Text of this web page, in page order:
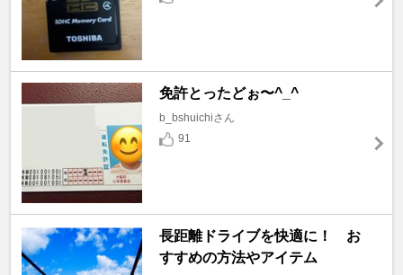
免許とったどぉ〜^_^
b_bshuichiさん
91
長距離ドライブを快適に！ お
すすめの方法やアイテム